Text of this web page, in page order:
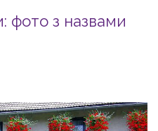
фото з назвами